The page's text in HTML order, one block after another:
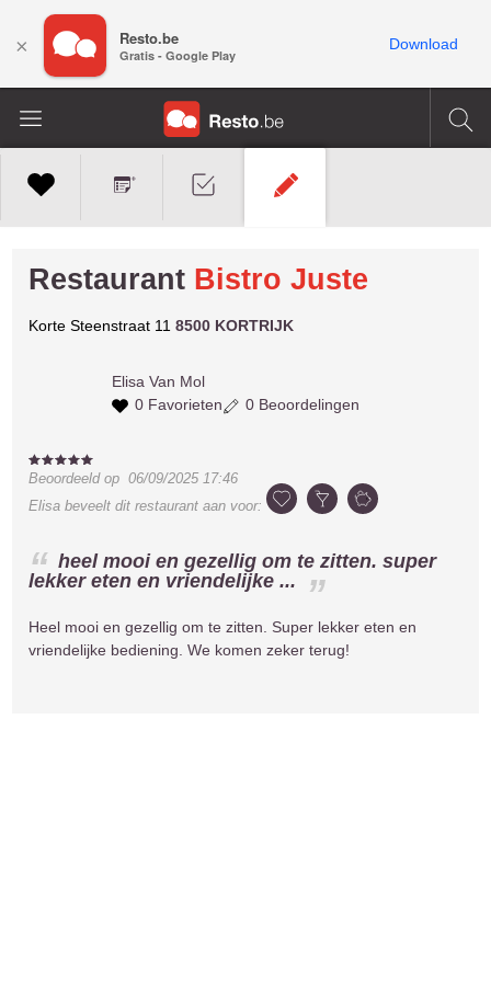
Restaurant Bistro Juste
Korte Steenstraat 118500 KORTRIJK
Elisa Van Mol
0 Favorieten
0 Beoordelingen
Beoordeeld op06/09/2025 17:46
Elisa beveelt dit restaurant aan voor:
heel mooi en gezellig om te zitten. super
lekker eten en vriendelijke ...
Heel mooi en gezellig om te zitten. Super lekker eten en
vriendelijke bediening. We komen zeker terug!
× Resto.be
Gratis - Google Play
Download